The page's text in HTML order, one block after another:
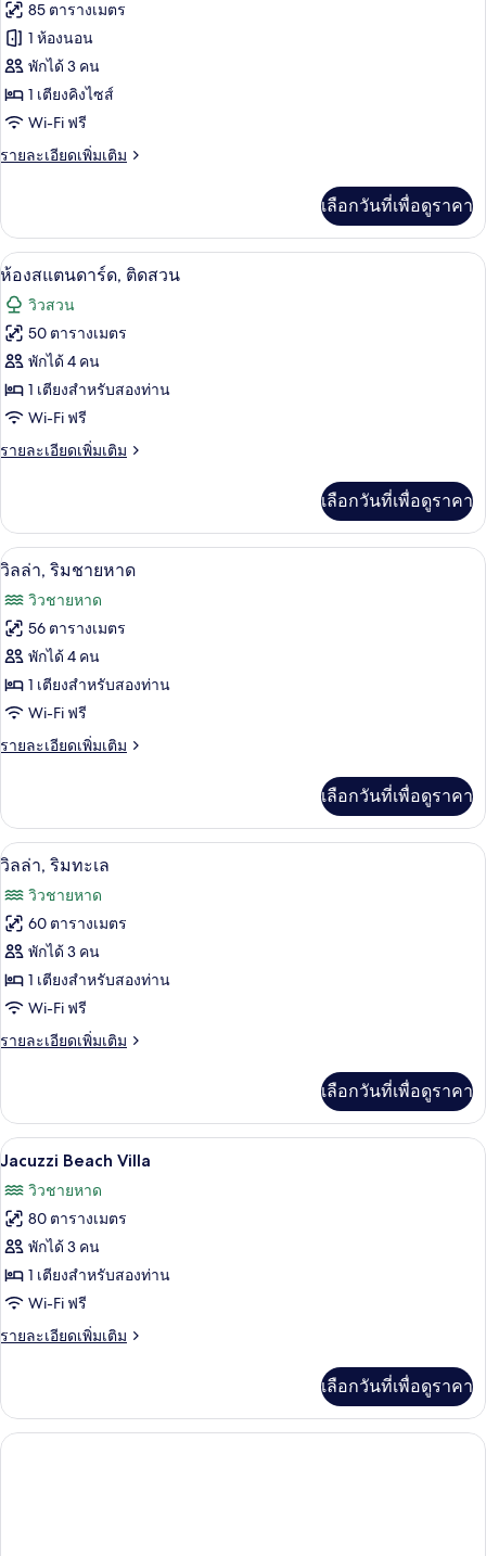
คิว
ทีฟ
ดับเบิล
ทั้งหมด
ของ
ห้อง
ลัก
ซ์ชัว
รี่
85 ตารางเมตร
1 ห้องนอน
พักได้ 3 คน
1 เตียงคิงไซส์
Wi-Fi ฟรี
รายละเอียดเพิ่มเติม
ราย
เกี่ยว
กับ
ห้อง
ซ์ชัว
รี่
เลือกวันที่เพื่อดูราคา
เปิด
ภาพถ่าย
ทั้งหมด
ของ
ห้อง
สแตนดาร์ด,
ติด
ห้องสแตนดาร์ด, ติดสวน | 1 ห้องนอน,
5
ห้องสแตนดาร์ด, ติดสวน
วิวสวน
50 ตารางเมตร
พักได้ 4 คน
1 เตียงสำหรับสองท่าน
Wi-Fi ฟรี
รายละเอียดเพิ่มเติม
ราย
เกี่ยว
กับ
ห้อง
ติด
สวน
เลือกวันที่เพื่อดูราคา
เปิด
ภาพถ่าย
ทั้งหมด
ของ
วิลล่า,
ริม
ชายหาด
วิลล่า, ริมชายหาด | วิวทะเล/มหาสมุทร
8
วิลล่า, ริมชายหาด
วิวชายหาด
56 ตารางเมตร
พักได้ 4 คน
1 เตียงสำหรับสองท่าน
Wi-Fi ฟรี
รายละเอียดเพิ่มเติม
ราย
เกี่ยว
กับ
วิลล่า,
ชายหาด
เลือกวันที่เพื่อดูราคา
เปิด
ภาพถ่าย
ทั้งหมด
ของ
วิลล่า,
ริม
ทะเล
8
วิลล่า, ริมทะเล
วิวชายหาด
60 ตารางเมตร
พักได้ 3 คน
1 เตียงสำหรับสองท่าน
Wi-Fi ฟรี
รายละเอียดเพิ่มเติม
ราย
เกี่ยว
กับ
วิลล่า,
ทะเล
เลือกวันที่เพื่อดูราคา
เปิด
ภาพถ่าย
ทั้งหมด
ของ
Jacuzzi
Beach
10
Jacuzzi Beach Villa
วิวชายหาด
80 ตารางเมตร
พักได้ 3 คน
1 เตียงสำหรับสองท่าน
Wi-Fi ฟรี
รายละเอียดเพิ่มเติม
ราย
เกี่ยว
กับ
Jacuzzi
เลือกวันที่เพื่อดูราคา